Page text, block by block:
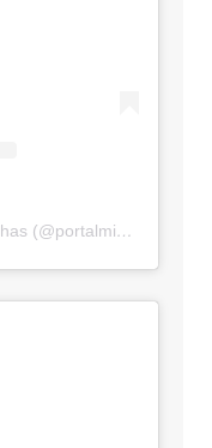
Um post compartilhado por Migalhas (@portalmigalhas)